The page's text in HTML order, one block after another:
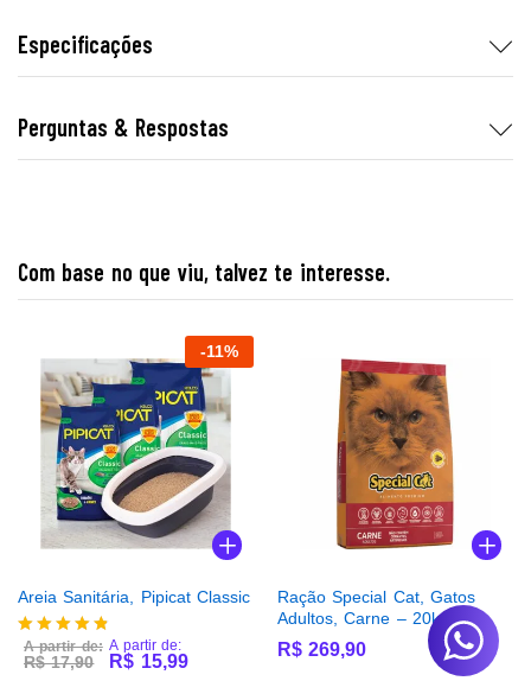
Especificações
Perguntas & Respostas
Com base no que viu, talvez te interesse.
-11%
Areia Sanitária, Pipicat Classic
Avaliação
4.75
A partir de:
R$17,90
A partir de:
R$ 15,99
Ração Special Cat, Gatos
Adultos, Carne – 20kg
R$ 269,90